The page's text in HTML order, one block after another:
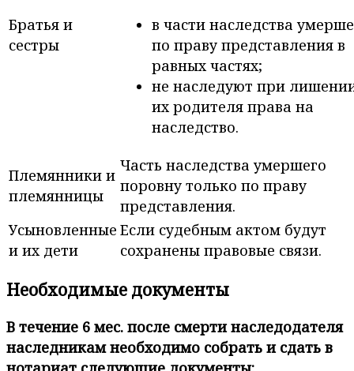
Братья и
сестры
в части наследства
по праву представления в
равных частях;
не наследуют при
их родителя права на
наследство.
Племянники и
племянницы
Часть наследства умершего
поровну только по праву
представления.
Усыновленные
и их дети
Если судебным актом будут
сохранены правовые связи.
Необходимые документы
В течение 6 мес. после смерти наследодателя
наследникам необходимо собрать и сдать в